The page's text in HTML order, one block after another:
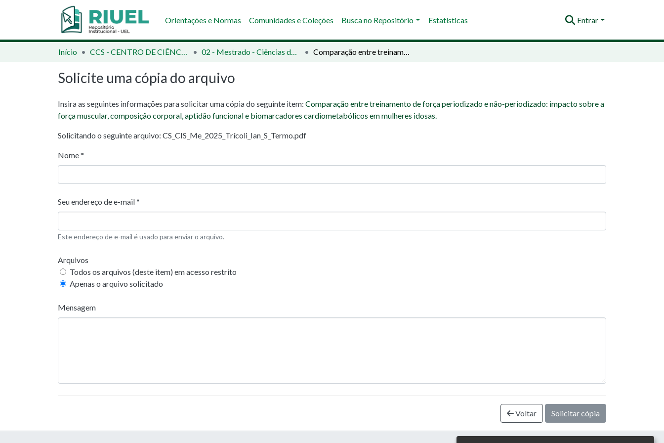
Orientações e Normas Comunidades e Coleções Busca no Repositório Estatísticas Entrar
Início CCS - CENTRO DE CIÊNCIAS DA SAÚDE 02 - Mestrado - Ciências da Saúde Comparação entre treinamento de força periodizado e não-periodizado: impacto sobre a força muscular, composição corporal, aptidão funcional e biomarcadores cardiometabólicos em mulheres idosas.
Solicite uma cópia do arquivo
Insira as seguintes informações para solicitar uma cópia do seguinte item: Comparação entre treinamento de força periodizado e não-periodizado: impacto sobre a
força muscular, composição corporal, aptidão funcional e biomarcadores cardiometabólicos em mulheres idosas.
Solicitando o seguinte arquivo: CS_CIS_Me_2025_Trícoli_Ian_S_Termo.pdf
Nome *
Seu endereço de e-mail *
Este endereço de e-mail é usado para enviar o arquivo.
Arquivos
Todos os arquivos (deste item) em acesso restrito
Apenas o arquivo solicitado
Mensagem
Voltar Solicitar cópia